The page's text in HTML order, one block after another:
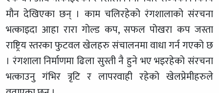
मौन देखिएका छन् । काम चलिरहेको रंगशालाको संरचना
भत्काइदा आहा रारा गोल्ड कप, सफल पोखरा कप जस्ता
राष्ट्रिय स्तरका फुटवल खेलहरु संचालनमा वाधा गर्न गएको छ
। रंगशाला निर्माणमा ढिला सुस्ती नै हुने भए भइरहेको संरचना
भत्काउनु गंभिर त्रृटि र लापरवाही रहेको खेलप्रेमीहरुले